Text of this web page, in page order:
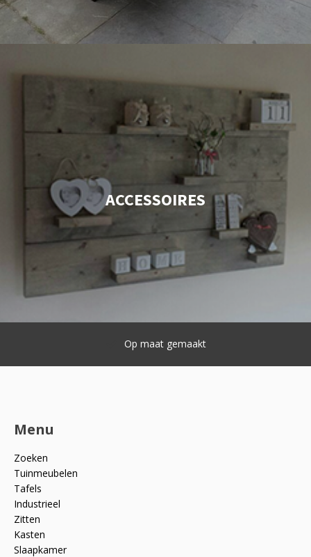
ACCESSOIRES
Op maat gemaakt
Menu
Zoeken
Tuinmeubelen
Tafels
Industrieel
Zitten
Kasten
Slaapkamer